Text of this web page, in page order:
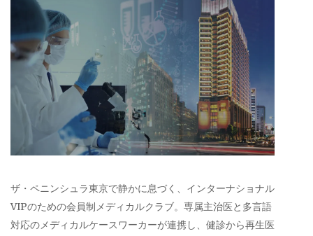
ザ・ペニンシュラ東京で静かに息づく、インターナショナル
VIPのための会員制メディカルクラブ。専属主治医と多言語
対応のメディカルケースワーカーが連携し、健診から再生医